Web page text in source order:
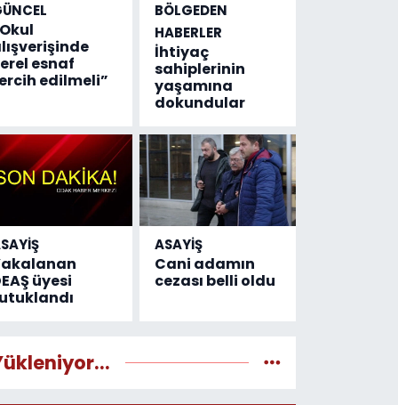
esnaf
edilmeli”
BÖLGEDEN
HABERLER
İhtiyaç
sahiplerinin
yaşamına
dokundular
üyesi
ASAYİŞ
Cani adamın
cezası belli oldu